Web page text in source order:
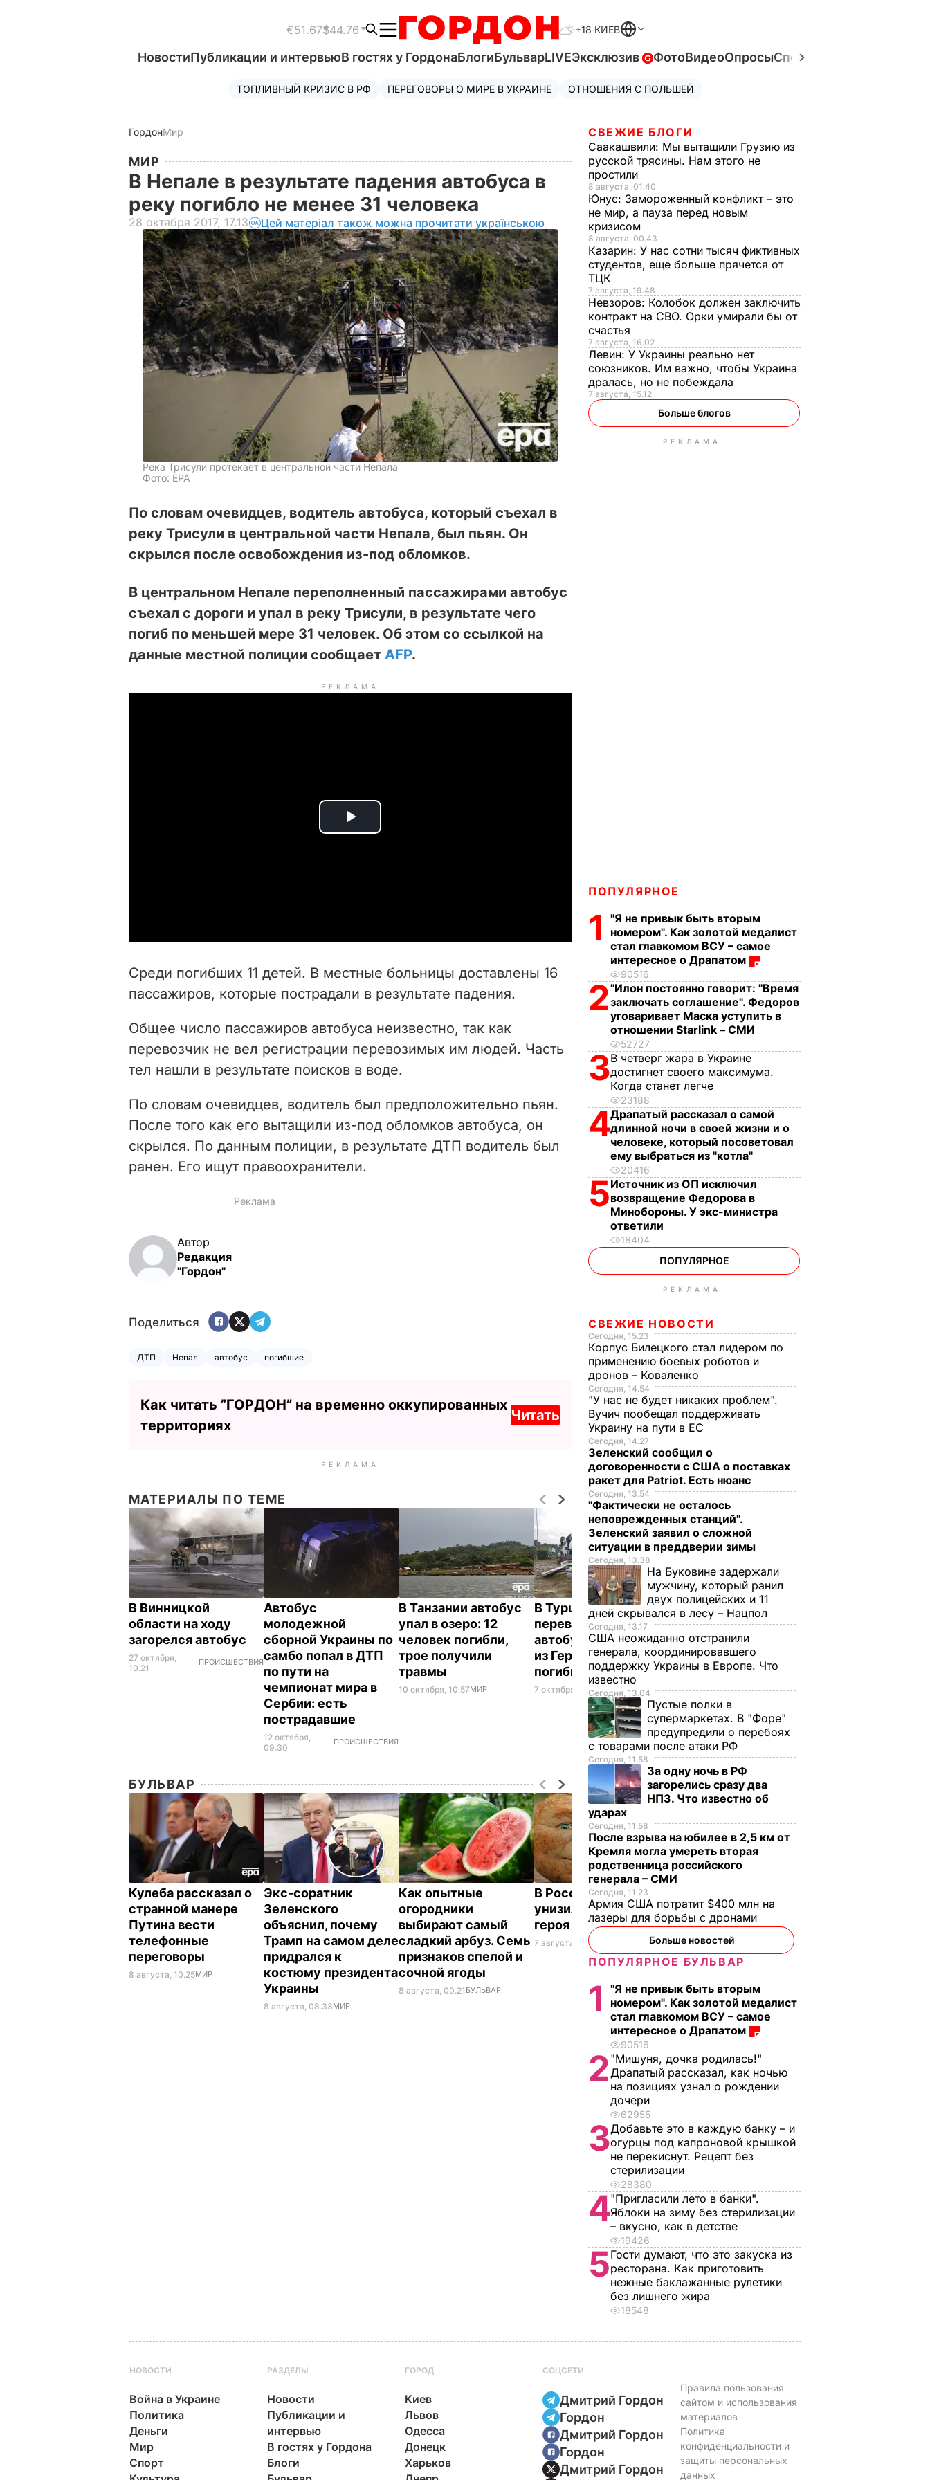
€51.67$44.76 +18 КИЕВ
НовостиПубликации и интервьюВ гостях у ГордонаБлогиБульварLIVEЭксклюзив ФотоВидеоОпросыСпецпроекты
ТОПЛИВНЫЙ КРИЗИС В РФ ПЕРЕГОВОРЫ О МИРЕ В УКРАИНЕ ОТНОШЕНИЯ С ПОЛЬШЕЙ
ГордонМир
МИР
В Непале в результате падения автобуса в
реку погибло не менее 31 человека
28 октября 2017, 17.13 Цей матеріал також можна прочитати українською
Река Трисули протекает в центральной части Непала
Фото: ЕРА
По словам очевидцев, водитель автобуса, который съехал в
реку Трисули в центральной части Непала, был пьян. Он
скрылся после освобождения из-под обломков.
В центральном Непале переполненный пассажирами автобус
съехал с дороги и упал в реку Трисули, в результате чего
погиб по меньшей мере 31 человек. Об этом со ссылкой на
данные местной полиции сообщает AFP.
РЕКЛАМА
P
i
d
e
o
Среди погибших 11 детей. В местные больницы доставлены 16
пассажиров, которые пострадали в результате падения.
Общее число пассажиров автобуса неизвестно, так как
перевозчик не вел регистрации перевозимых им людей. Часть
тел нашли в результате поисков в воде.
По словам очевидцев, водитель был предположительно пьян.
После того как его вытащили из-под обломков автобуса, он
скрылся. По данным полиции, в результате ДТП водитель был
ранен. Его ищут правоохранители.
Автор
Редакция
"Гордон"
Поделиться
ДТП Непал автобус погибшие
Как читать ”ГОРДОН” на временно оккупированных
территориях
Читать
РЕКЛАМА
МАТЕРИАЛЫ ПО ТЕМЕ
В Винницкой
области на ходу
загорелся автобус
27 октября,
10.21
ПРОИСШЕСТВИЯ
Автобус
молодежной
сборной Украины по
самбо попал в ДТП
по пути на
чемпионат мира в
Сербии: есть
пострадавшие
12 октября,
09.30
ПРОИСШЕСТВИЯ
В Танзании автобус
упал в озеро: 12
человек погибли,
трое получили
травмы
10 октября, 10.57МИР
В Турции
перевернулся
автобус с туристами
из Германии, есть
погибшие
7 октября, 17.18
В Пакистане автобус
столкнулся с
фургоном, погибло
минимум 15 человек
7 октября, 12.01МИР
БУЛЬВАР
Кулеба рассказал о
странной манере
Путина вести
телефонные
переговоры
8 августа, 10.25МИР
Экс-соратник
Зеленского
объяснил, почему
Трамп на самом деле
придрался к
костюму президента
Украины
8 августа, 08.33МИР
Как опытные
огородники
выбирают самый
сладкий арбуз. Семь
признаков спелой и
сочной ягоды
8 августа, 00.21 БУЛЬВАР
В России жестоко
унизили любимого
героя Путина
7 августа, 23.32
"Димка был вроде
нормальный, пока не
сбухался". В сеть
попали снимки
Кабаевой с
7 августа, 20.39БУЛЬВАР
СВЕЖИЕ БЛОГИ
Саакашвили: Мы вытащили Грузию из
русской трясины. Нам этого не
простили
8 августа, 01.40
Юнус: Замороженный конфликт – это
не мир, а пауза перед новым
кризисом
8 августа, 00.43
Казарин: У нас сотни тысяч фиктивных
студентов, еще больше прячется от
ТЦК
7 августа, 19.48
Невзоров: Колобок должен заключить
контракт на СВО. Орки умирали бы от
счастья
7 августа, 16.02
Левин: У Украины реально нет
союзников. Им важно, чтобы Украина
дралась, но не побеждала
7 августа, 15.12
Больше блогов
РЕКЛАМА
ПОПУЛЯРНОЕ
1
"Я не привык быть вторым
номером". Как золотой медалист
стал главкомом ВСУ – самое
интересное о Драпатом
90516
2"Илон постоянно говорит: "Время
заключать соглашение". Федоров
уговаривает Маска уступить в
отношении Starlink – СМИ
52727
3В четверг жара в Украине
достигнет своего максимума.
Когда станет легче
23188
4Драпатый рассказал о самой
длинной ночи в своей жизни и о
человеке, который посоветовал
ему выбраться из "котла"
20416
5Источник из ОП исключил
возвращение Федорова в
Минобороны. У экс-министра
ответили
18404
ПОПУЛЯРНОЕ
РЕКЛАМА
СВЕЖИЕ НОВОСТИ
Сегодня, 15.23
Корпус Билецкого стал лидером по
применению боевых роботов и
дронов – Коваленко
Сегодня, 14.54
"У нас не будет никаких проблем".
Вучич пообещал поддерживать
Украину на пути в ЕС
Сегодня, 14.27
Зеленский сообщил о
договоренности с США о поставках
ракет для Patriot. Есть нюанс
Сегодня, 13.54
"Фактически не осталось
неповрежденных станций".
Зеленский заявил о сложной
ситуации в преддверии зимы
Сегодня, 13.38
На Буковине задержали
мужчину, который ранил
двух полицейских и 11
дней скрывался в лесу – Нацпол
Сегодня, 13.17
США неожиданно отстранили
генерала, координировавшего
поддержку Украины в Европе. Что
известно
Сегодня, 13.04
Пустые полки в
супермаркетах. В "Форе"
предупредили о перебоях
с товарами после атаки РФ
Сегодня, 11.58
За одну ночь в РФ
загорелись сразу два
НПЗ. Что известно об
ударах
Сегодня, 11.58
После взрыва на юбилее в 2,5 км от
Кремля могла умереть вторая
родственница российского
генерала – СМИ
Сегодня, 11.23
Армия США потратит $400 млн на
лазеры для борьбы с дронами
Больше новостей
ПОПУЛЯРНОЕ БУЛЬВАР
1
"Я не привык быть вторым
номером". Как золотой медалист
стал главкомом ВСУ – самое
интересное о Драпатом
90516
2 "Мишуня, дочка родилась!"
Драпатый рассказал, как ночью
на позициях узнал о рождении
дочери
62955
3Добавьте это в каждую банку – и
огурцы под капроновой крышкой
не перекиснут. Рецепт без
стерилизации
28380
4"Пригласили лето в банки".
Яблоки на зиму без стерилизации
– вкусно, как в детстве
19426
5Гости думают, что это закуска из
ресторана. Как приготовить
нежные баклажанные рулетики
без лишнего жира
18548
НОВОСТИ
Война в Украине
Политика
Деньги
Мир
Спорт
РАЗДЕЛЫ
Новости
Публикации и
интервью
В гостях у Гордона
Блоги
ГОРОД
Киев
Львов
Одесса
Донецк
Харьков
СОЦСЕТИ
Дмитрий Гордон
Гордон
Дмитрий Гордон
Гордон
Дмитрий Гордон
Правила пользования
сайтом и использования
материалов
Политика
конфиденциальности и
защиты персональных
данных